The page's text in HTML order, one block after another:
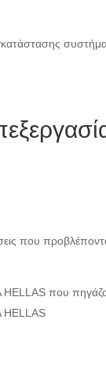
που
που
HELLAS